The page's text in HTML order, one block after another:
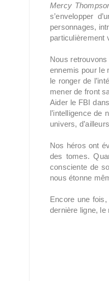
Mercy
s’envelopper
personnages,
particulièrement
Nous
ennemis pour le
le ronger de
mener de front
Aider le FBI
l’intelligence
univers,
Nos héros ont
des tomes.
consciente de
nous étonne
Encore une
dernière ligne, le